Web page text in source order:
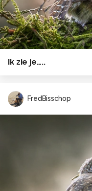
Ik zie je…..
FredBisschop